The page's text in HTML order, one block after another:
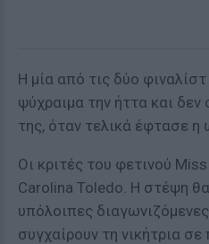
H μία από τις δύο
ψύχραιμα την ήττα και
της, όταν τελικά έφτασε η
Οι κριτές του φετινού
Carolina Toledo. Η στέψη θα
υπόλοιπες
συγχαίρουν τη νικήτρια σε